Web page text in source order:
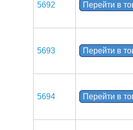
5692 Перейти в
5693 Перейти в
5694 Перейти в